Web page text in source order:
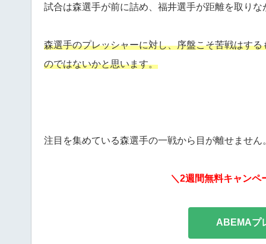
試合は森選手が前に詰め、福井選手が距離を取り
森選手のプレッシャーに対し、序盤こそ苦戦はす
のではないかと思います。
注目を集めている森選手の一戦から目が離せません
＼2週間無料キャンペ
ABEMAプ